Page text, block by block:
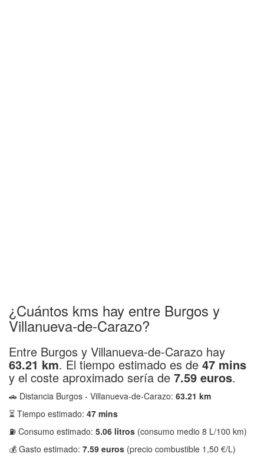
¿Cuántos kms hay entre Burgos y
Villanueva-de-Carazo?
Entre Burgos y Villanueva-de-Carazo hay
63.21 km. El tiempo estimado es de 47 mins
y el coste aproximado sería de 7.59 euros.
🚗 Distancia Burgos - Villanueva-de-Carazo: 63.21 km
⏳ Tiempo estimado: 47 mins
⛽ Consumo estimado: 5.06 litros (consumo medio 8 L/100 km)
💰 Gasto estimado: 7.59 euros (precio combustible 1,50 €/L)